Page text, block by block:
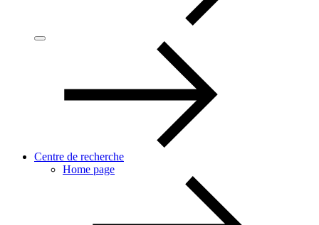
Centre de recherche
Home page